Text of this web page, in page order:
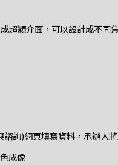
超穎介面，可以設計成不
詢)網頁填寫資料，承辦人